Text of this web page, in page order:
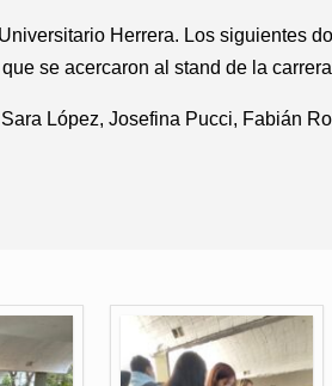
Herrera. Los siguientes
se acercaron al stand de la
López, Josefina Pucci, Fabián